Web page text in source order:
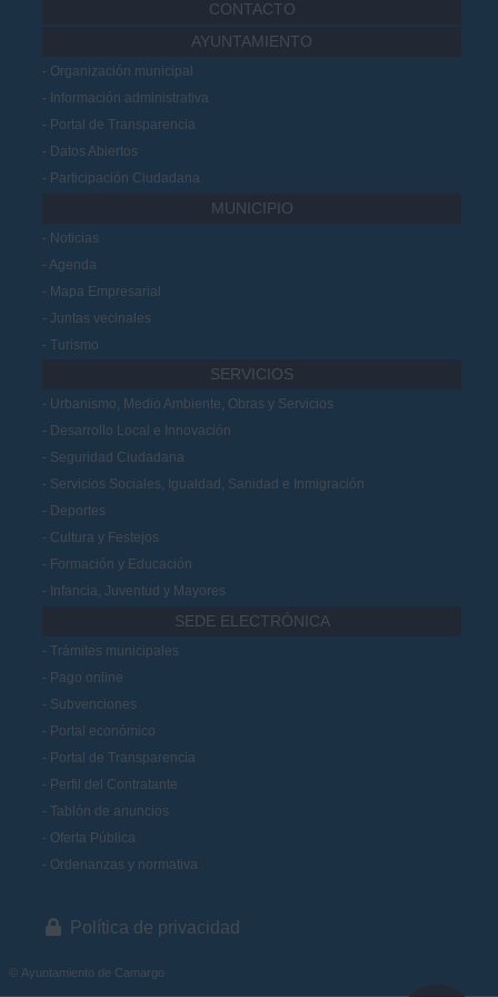
CONTACTO
AYUNTAMIENTO
Organización municipal
Información administrativa
Portal de Transparencia
Datos Abiertos
Participación Ciudadana
MUNICIPIO
Noticias
Agenda
Mapa Empresarial
Juntas vecinales
Turismo
SERVICIOS
Urbanismo, Medio Ambiente, Obras y Servicios
Desarrollo Local e Innovación
Seguridad Ciudadana
Servicios Sociales, Igualdad, Sanidad e Inmigración
Deportes
Cultura y Festejos
Formación y Educación
Infancia, Juventud y Mayores
SEDE ELECTRÓNICA
Trámites municipales
Pago online
Subvenciones
Portal económico
Portal de Transparencia
Perfil del Contratante
Tablón de anuncios
Oferta Pública
Ordenanzas y normativa
Política de privacidad
© Ayuntamiento de Camargo